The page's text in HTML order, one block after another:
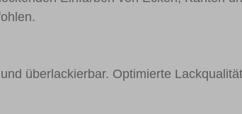
überlackierbar. Optimierte